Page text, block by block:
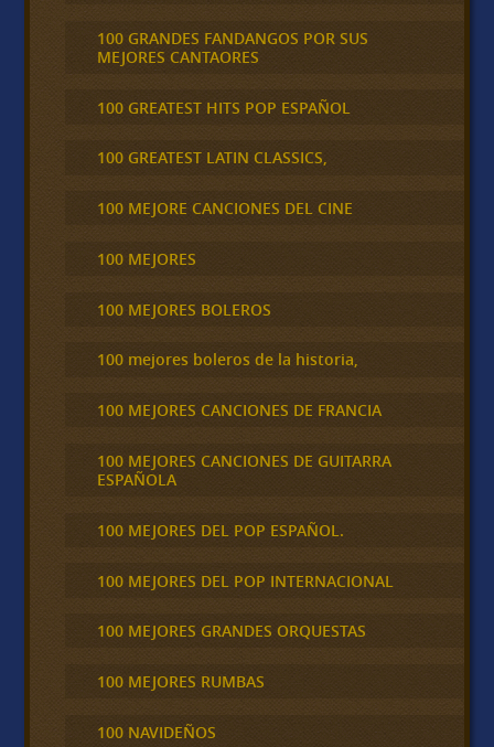
100 GRANDES FANDANGOS POR SUS
MEJORES CANTAORES
100 GREATEST HITS POP ESPAÑOL
100 GREATEST LATIN CLASSICS,
100 MEJORE CANCIONES DEL CINE
100 MEJORES
100 MEJORES BOLEROS
100 mejores boleros de la historia,
100 MEJORES CANCIONES DE FRANCIA
100 MEJORES CANCIONES DE GUITARRA
ESPAÑOLA
100 MEJORES DEL POP ESPAÑOL.
100 MEJORES DEL POP INTERNACIONAL
100 MEJORES GRANDES ORQUESTAS
100 MEJORES RUMBAS
100 NAVIDEÑOS